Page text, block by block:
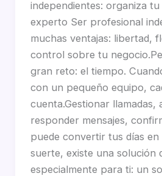
independientes: organiza
experto Ser profesional
muchas ventajas: libertad,
control sobre tu
gran reto: el tiempo.
con un pequeño equipo,
cuenta.Gestionar llamadas,
responder mensajes,
puede convertir tus días
suerte, existe una solución
especialmente para ti: un